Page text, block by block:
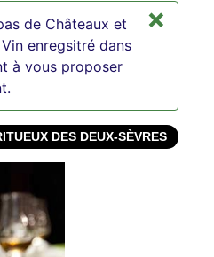
×
de Châteaux et
enregsitré dans
à vous proposer
DES DEUX-SÈVRES